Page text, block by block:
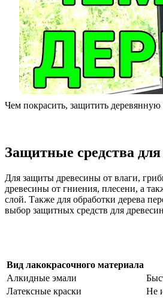
Чем покрасить, защитить
Защитные средства
Для защиты древесины от влаги,
древесины от гниения, плесени, а
слой. Также для обработки дерева
выбор защитных средств для
Вид лакокрасочного материала
Алкидные эмали
Латексные краски
Не